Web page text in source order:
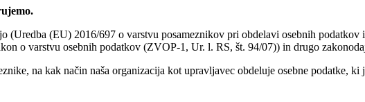
(Uredba (EU) 2016/697 o varstvu posameznikov pri obdelavi osebnih
o varstvu osebnih podatkov (ZVOP-1, Ur. l. RS, št. 94/07)) in drugo
na kak način naša organizacija kot upravljavec obdeluje osebne podatke,